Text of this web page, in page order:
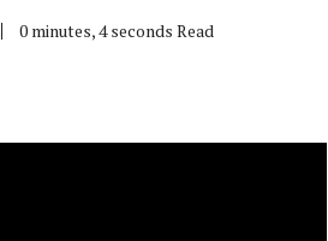
0 minutes, 4 seconds Read